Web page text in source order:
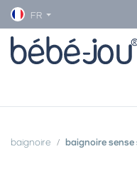
FR
baignoire baignoire sense